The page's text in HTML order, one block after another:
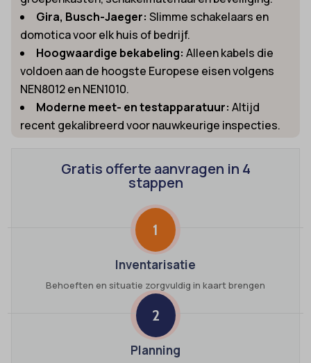
Gira, Busch-Jaeger: Slimme schakelaars en
domotica voor elk huis of bedrijf.
Hoogwaardige bekabeling: Alleen kabels die
voldoen aan de hoogste Europese eisen volgens
NEN8012 en NEN1010.
Moderne meet- en testapparatuur: Altijd
recent gekalibreerd voor nauwkeurige inspecties.
Gratis offerte aanvragen in 4
stappen
1
Inventarisatie
Behoeften en situatie zorgvuldig in kaart brengen
2
Planning